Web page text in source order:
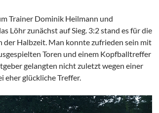
Trainer Dominik Heilmann und
Löhr zunächst auf Sieg. 3:2 stand es für die
der Halbzeit. Man konnte zufrieden sein mit
Toren und einem Kopfballtreffer
gelangten nicht zuletzt wegen einer
eher glückliche Treffer.